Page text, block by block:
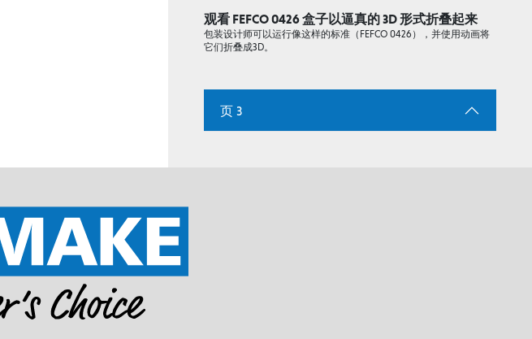
观看 FEFCO 0426 盒子以逼真的 3D 形式折叠起来
包装设计师可以运行像这样的标准（FEFCO 0426），并使用动画将
它们折叠成3D。
页 3